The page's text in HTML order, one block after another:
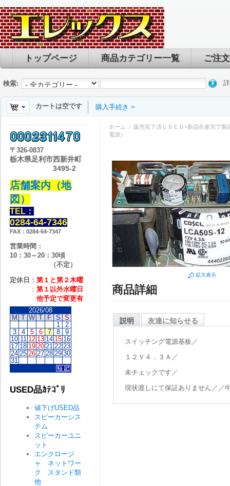
トップページ 商品カテゴリー一覧 ご注
検索:
カートは空です 購入手続き
ホーム
販売完了済ＵＳＥＤ+新品生産完了製
電源）
拡大表示
商品詳細
説明 友達に知らせる
スイッチング電源基板／
１２Ｖ４．３Ａ／
未チェックです／
現状渡しにて保証ありません／／
〒 326-0837
栃木県足利市西新井町
3495-2
店舗案内（地
図）
TEL：
0284-64-7346
FAX：0284-64-7347
営業時間：
10：30～20：30頃
（不定）
定休日： 第１と第２木曜
： 第１以外水曜日
他予定で変更有
2026/08
M T W T F S S
1
2
3
4 5 6 7 8
9
10 11 12 13 14 15 16
17 18 19 20 21 22 23
24 25 26 27 28 29 30
31
USED品ｶﾃｺﾞﾘ
値下げUSED品
スピーカーシス
テム
スピーカーユニ
ット
エンクロージ
ャ ネットワー
ク スタンド類
他